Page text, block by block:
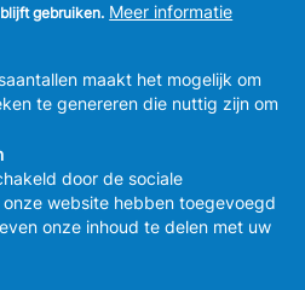
gebruiken. Meer informatie
maakt het mogelijk om
te genereren die nuttig zijn om
door de sociale
website hebben toegevoegd
onze inhoud te delen met uw